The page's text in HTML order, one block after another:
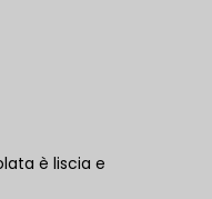
è liscia e